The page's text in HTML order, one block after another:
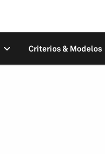
Criterios & Modelos